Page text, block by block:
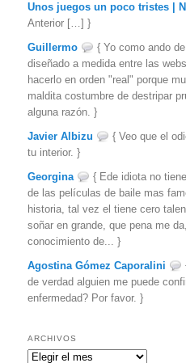
Unos juegos un poco tristes |
Anterior […] }
Guillermo
{ Yo como ando
diseñado a medida entre las
hacerlo en orden "real" porque
maldita costumbre de destripar
alguna razón. }
Javier Albizu
{ Veo que el
tu interior. }
Georgina
{ Ede idiota no
de las películas de baile mas
historia, tal vez el tiene cero
soñar en grande, que pena me
conocimiento de... }
Agostina Gómez Caporalini
de verdad alguien me puede
enfermedad? Por favor. }
ARCHIVOS
Archivos